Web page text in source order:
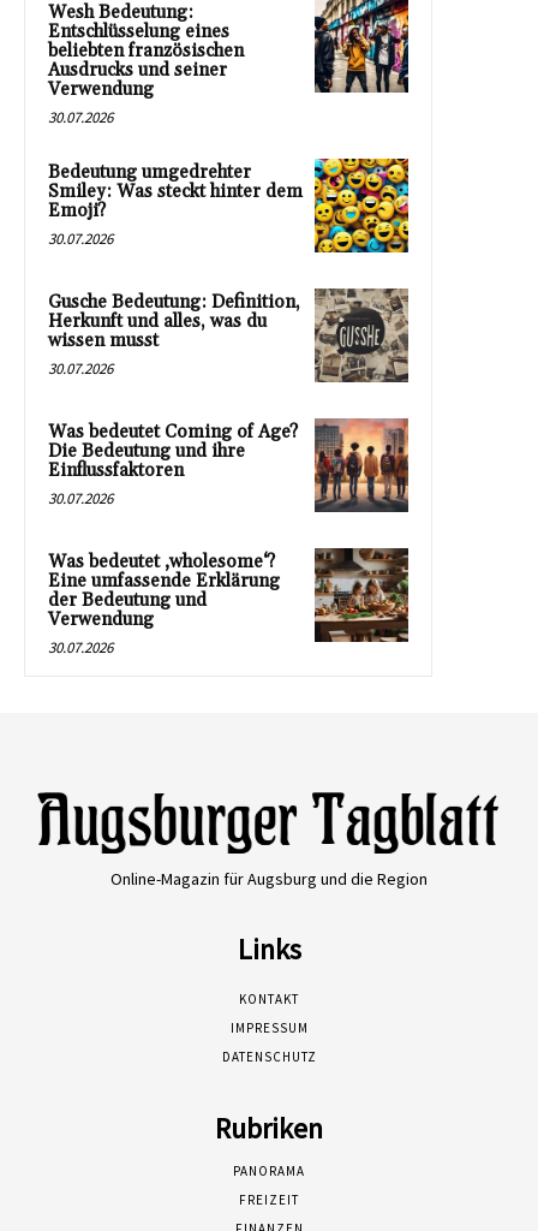
Wesh Bedeutung:
Entschlüsselung eines
beliebten französischen
Ausdrucks und seiner
Verwendung
30.07.2026
Bedeutung umgedrehter
Smiley: Was steckt hinter dem
Emoji?
30.07.2026
Gusche Bedeutung: Definition,
Herkunft und alles, was du
wissen musst
30.07.2026
Was bedeutet Coming of Age?
Die Bedeutung und ihre
Einflussfaktoren
30.07.2026
Was bedeutet ‚wholesome‘?
Eine umfassende Erklärung
der Bedeutung und
Verwendung
30.07.2026
Online-Magazin für Augsburg und die Region
Links
KONTAKT
IMPRESSUM
DATENSCHUTZ
Rubriken
PANORAMA
FREIZEIT